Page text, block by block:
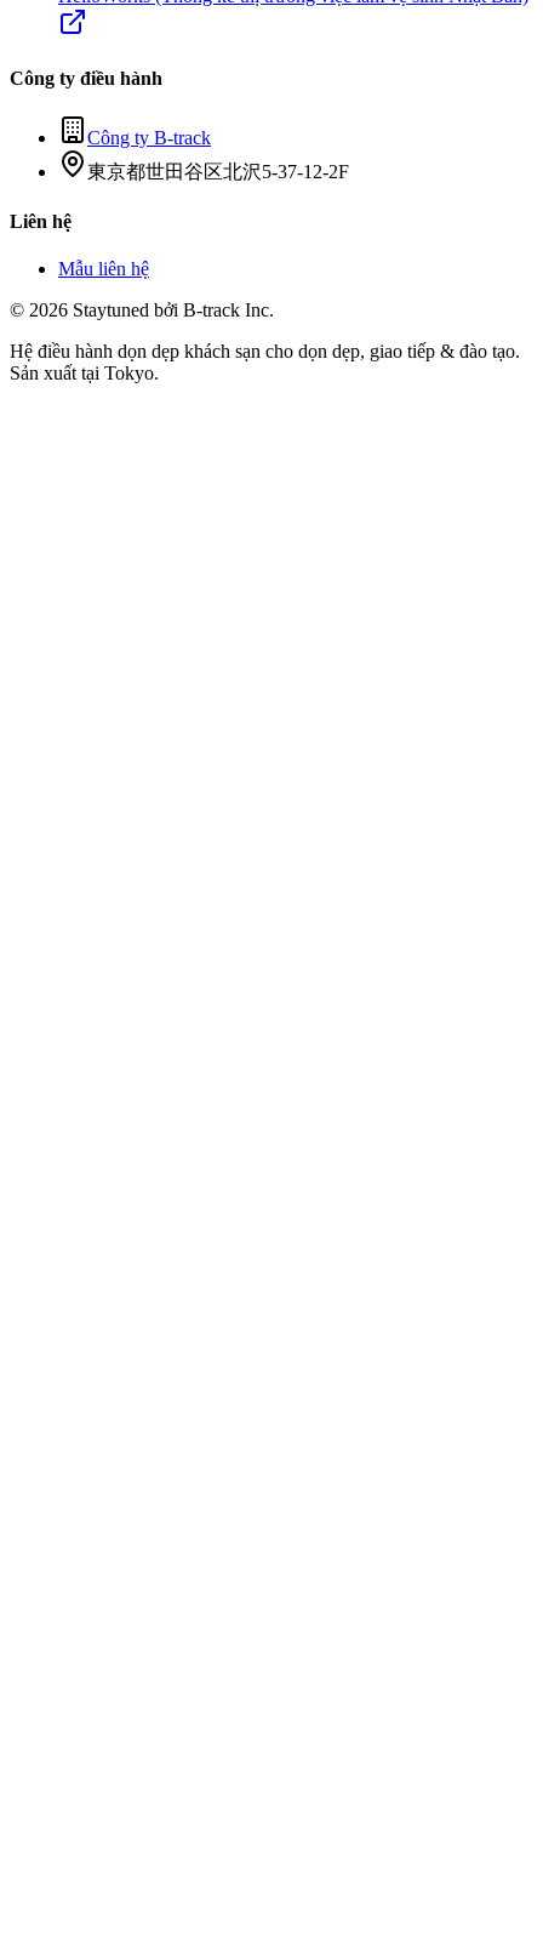
Công ty điều hành
Công ty B-track
東京都世田谷区北沢5-37-12-2F
Liên hệ
Mẫu liên hệ
© 2026 Staytuned bởi B-track Inc.
Hệ điều hành dọn dẹp khách sạn cho dọn dẹp, giao tiếp & đào tạo.
Sản xuất tại Tokyo.